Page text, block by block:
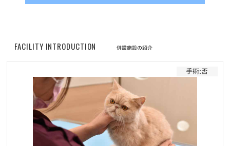
FACILITY INTRODUCTION 併設施設の紹介
手術:否